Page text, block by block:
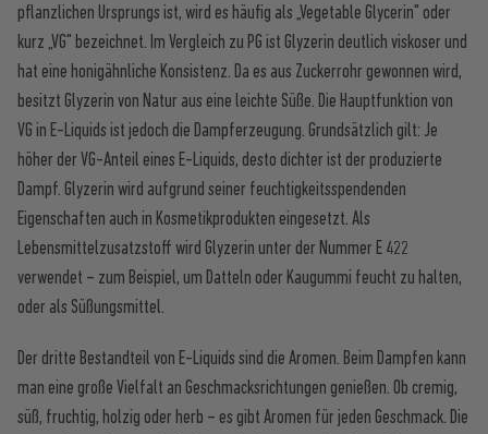
pflanzlichen Ursprungs ist, wird es häufig als „Vegetable Glycerin" oder
kurz „VG" bezeichnet. Im Vergleich zu PG ist Glyzerin deutlich viskoser und
hat eine honigähnliche Konsistenz. Da es aus Zuckerrohr gewonnen wird,
besitzt Glyzerin von Natur aus eine leichte Süße. Die Hauptfunktion von
VG in E-Liquids ist jedoch die Dampferzeugung. Grundsätzlich gilt: Je
höher der VG-Anteil eines E-Liquids, desto dichter ist der produzierte
Dampf. Glyzerin wird aufgrund seiner feuchtigkeitsspendenden
Eigenschaften auch in Kosmetikprodukten eingesetzt. Als
Lebensmittelzusatzstoff wird Glyzerin unter der Nummer E 422
verwendet – zum Beispiel, um Datteln oder Kaugummi feucht zu halten,
oder als Süßungsmittel.
Der dritte Bestandteil von E-Liquids sind die Aromen. Beim Dampfen kann
man eine große Vielfalt an Geschmacksrichtungen genießen. Ob cremig,
süß, fruchtig, holzig oder herb – es gibt Aromen für jeden Geschmack. Die